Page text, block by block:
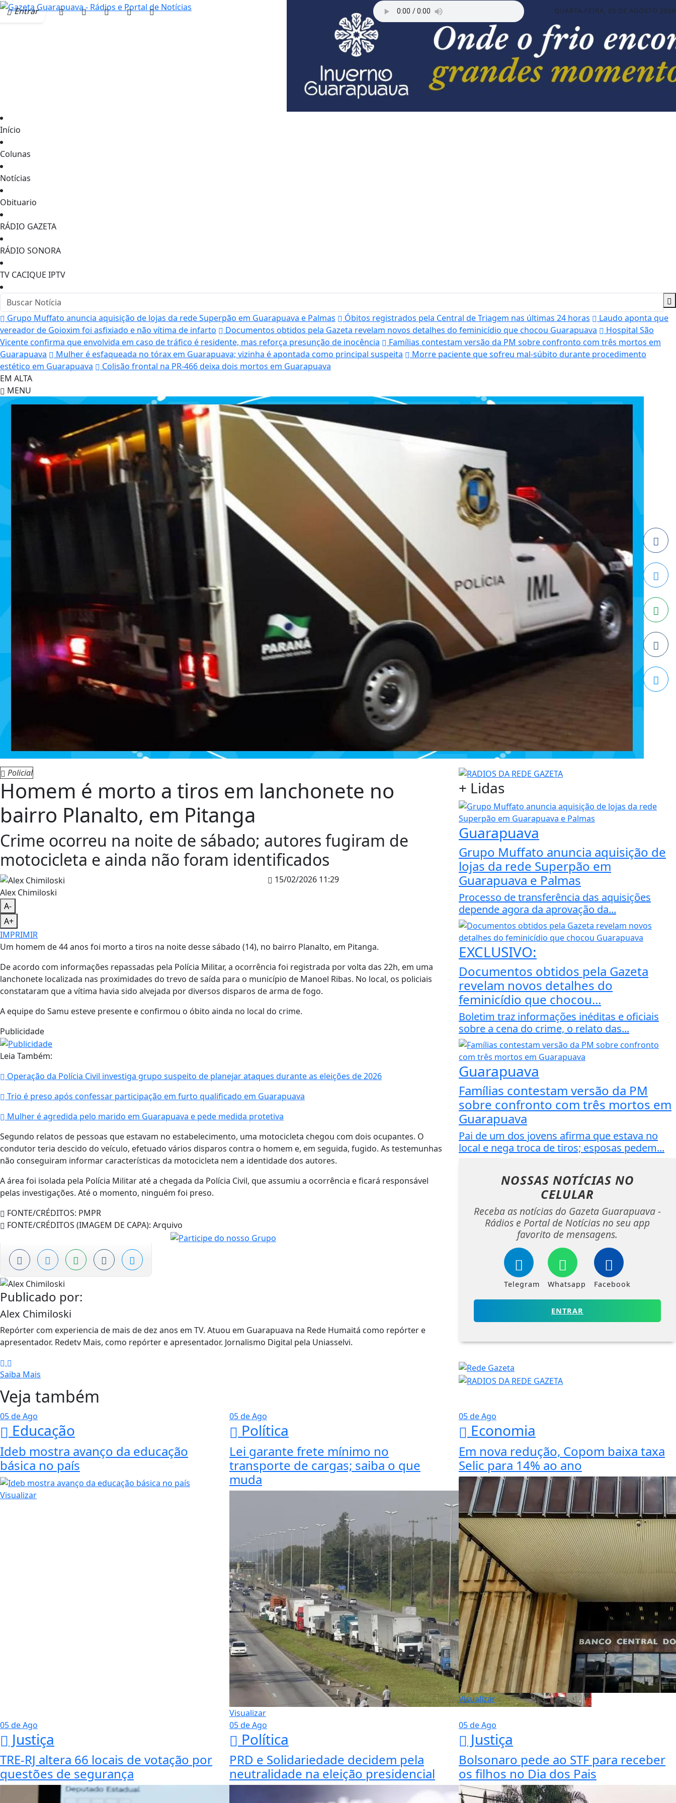
Entrar QUARTA-FEIRA, 05 DE AGOSTO 2026
Início
Colunas
Notícias
Obituario
RÁDIO GAZETA
RÁDIO SONORA
TV CACIQUE IPTV
Grupo Muffato anuncia aquisição de lojas da rede Superpão em Guarapuava e Palmas Óbitos registrados pela Central de Triagem nas últimas 24 horas
Laudo aponta que
vereador de Goioxim foi asfixiado e não vítima de infarto
Documentos obtidos pela Gazeta revelam novos detalhes do feminicídio que chocou Guarapuava
Hospital São
Vicente confirma que envolvida em caso de tráfico é residente, mas reforça presunção de inocência
Famílias contestam versão da PM sobre confronto com três mortos em
Guarapuava
Mulher é esfaqueada no tórax em Guarapuava; vizinha é apontada como principal suspeita
Morre paciente que sofreu mal-súbito durante procedimento
estético em Guarapuava
Colisão frontal na PR-466 deixa dois mortos em Guarapuava
EM ALTA
MENU
Policial
Homem é morto a tiros em lanchonete no
bairro Planalto, em Pitanga
Crime ocorreu na noite de sábado; autores fugiram de
motocicleta e ainda não foram identificados
Alex Chimiloski
15/02/2026 11:29
A-
A+
IMPRIMIR
Um homem de 44 anos foi morto a tiros na noite desse sábado (14), no bairro Planalto, em Pitanga.
De acordo com informações repassadas pela Polícia Militar, a ocorrência foi registrada por volta das 22h, em uma
lanchonete localizada nas proximidades do trevo de saída para o município de Manoel Ribas. No local, os policiais
constataram que a vítima havia sido alvejada por diversos disparos de arma de fogo.
A equipe do Samu esteve presente e confirmou o óbito ainda no local do crime.
Publicidade
Leia Também:
Operação da Polícia Civil investiga grupo suspeito de planejar ataques durante as eleições de 2026
Trio é preso após confessar participação em furto qualificado em Guarapuava
Mulher é agredida pelo marido em Guarapuava e pede medida protetiva
Segundo relatos de pessoas que estavam no estabelecimento, uma motocicleta chegou com dois ocupantes. O
condutor teria descido do veículo, efetuado vários disparos contra o homem e, em seguida, fugido. As testemunhas
não conseguiram informar características da motocicleta nem a identidade dos autores.
A área foi isolada pela Polícia Militar até a chegada da Polícia Civil, que assumiu a ocorrência e ficará responsável
pelas investigações. Até o momento, ninguém foi preso.
FONTE/CRÉDITOS: PMPR
FONTE/CRÉDITOS (IMAGEM DE CAPA): Arquivo
Publicado por:
Alex Chimiloski
Repórter com experiencia de mais de dez anos em TV. Atuou em Guarapuava na Rede Humaitá como repórter e
apresentador. Redetv Mais, como repórter e apresentador. Jornalismo Digital pela Uniasselvi.
Saiba Mais
+ Lidas
Guarapuava
Grupo Muffato anuncia aquisição de
lojas da rede Superpão em
Guarapuava e Palmas
Processo de transferência das aquisições
depende agora da aprovação da...
EXCLUSIVO:
Documentos obtidos pela Gazeta
revelam novos detalhes do
feminicídio que chocou...
Boletim traz informações inéditas e oficiais
sobre a cena do crime, o relato das...
Guarapuava
Famílias contestam versão da PM
sobre confronto com três mortos em
Guarapuava
Pai de um dos jovens afirma que estava no
local e nega troca de tiros; esposas pedem...
NOSSAS NOTÍCIAS NO
CELULAR
Receba as notícias do Gazeta Guarapuava -
Rádios e Portal de Notícias no seu app
favorito de mensagens.
Telegram Whatsapp Facebook
ENTRAR
Veja também
05 de Ago
Educação
Ideb mostra avanço da educação
básica no país
Visualizar
05 de Ago
Política
Lei garante frete mínimo no
transporte de cargas; saiba o que
muda
Visualizar
05 de Ago
Economia
Em nova redução, Copom baixa taxa
Selic para 14% ao ano
Visualizar
05 de Ago
Justiça
TRE-RJ altera 66 locais de votação por
questões de segurança
05 de Ago
Política
PRD e Solidariedade decidem pela
neutralidade na eleição presidencial
05 de Ago
Justiça
Bolsonaro pede ao STF para receber
os filhos no Dia dos Pais